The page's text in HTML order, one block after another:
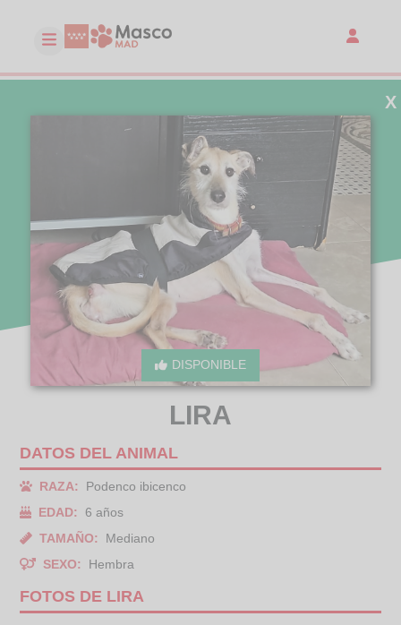
DISPONIBLE
X
LIRA
DATOS DEL ANIMAL
RAZA:
Podenco ibicenco
EDAD:
6 años
TAMAÑO:
Mediano
SEXO:
Hembra
FOTOS DE LIRA